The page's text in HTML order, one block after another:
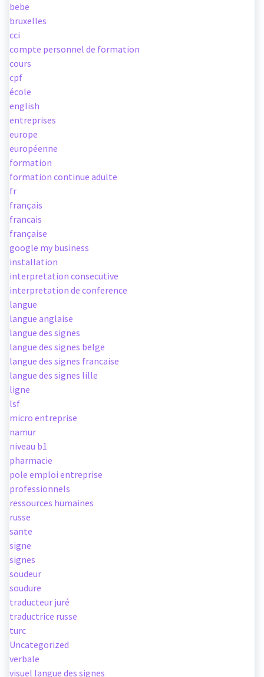
bebe
bruxelles
cci
compte personnel de formation
cours
cpf
école
english
entreprises
europe
européenne
formation
formation continue adulte
fr
français
francais
française
google my business
installation
interpretation consecutive
interpretation de conference
langue
langue anglaise
langue des signes
langue des signes belge
langue des signes francaise
langue des signes lille
ligne
lsf
micro entreprise
namur
niveau b1
pharmacie
pole emploi entreprise
professionnels
ressources humaines
russe
sante
signe
signes
soudeur
soudure
traducteur juré
traductrice russe
turc
Uncategorized
verbale
visuel langue des signes